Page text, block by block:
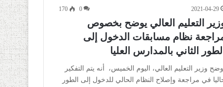
2021-04-29
0
170
التعليم العالي يوضح بخصوص
نظام مسابقات الدخول إلى
الطور الثاني بالمدارس العليا
اوضح وزير التعليم العالي، اليوم الخميس، أنه يتم التفكير
في مراجعة وإصلاح النظام الحالي للدخول إلى الطور